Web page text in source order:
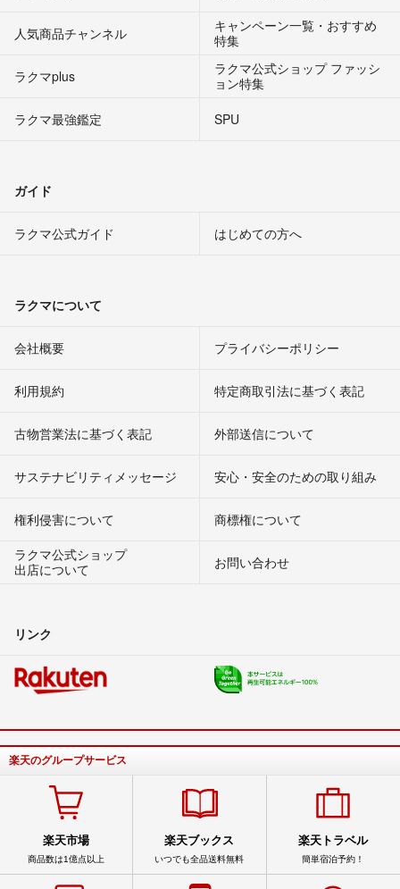
人気商品チャンネル
キャンペーン一覧・おすすめ
特集
ラクマplus
ラクマ公式ショップ ファッシ
ョン特集
ラクマ最強鑑定
SPU
ガイド
ラクマ公式ガイド はじめての方へ
ラクマについて
会社概要 プライバシーポリシー
利用規約 特定商取引法に基づく表記
古物営業法に基づく表記 外部送信について
サステナビリティメッセージ 安心・安全のための取り組み
権利侵害について
商標権について
ラクマ公式ショップ
出店について
お問い合わせ
リンク
楽天のグループサービス
楽天市場
商品数は1億点以上
楽天ブックス
いつでも全品送料無料
楽天トラベル
簡単宿泊予約！